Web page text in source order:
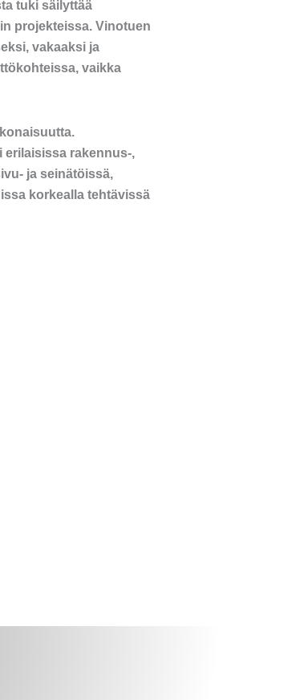
tuki säilyttää
projekteissa. Vinotuen
vakaaksi ja
vaikka
erilaisissa rakennus-,
ja seinätöissä,
korkealla tehtävissä